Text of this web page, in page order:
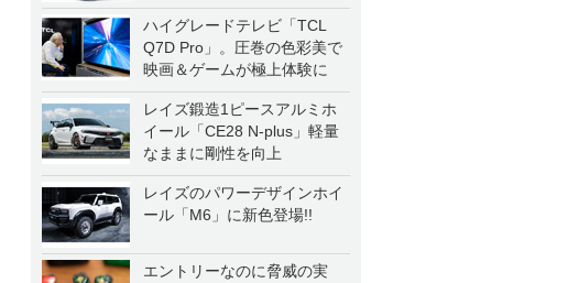
ハイグレードテレビ「TCL
Q7D Pro」。圧巻の色彩美で
映画＆ゲームが極上体験に
レイズ鍛造1ピースアルミホ
イール「CE28 N-plus」軽量
なままに剛性を向上
レイズのパワーデザインホイ
ール「M6」に新色登場!!
エントリーなのに脅威の実